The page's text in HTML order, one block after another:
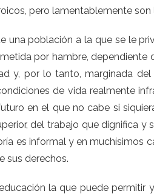
pero lamentablemente son
una población a la que se le
por hambre,
y, por lo tanto, marginada
de vida realmente
en el que no cabe si
del trabajo que dignifica y
es informal y en muchísimos
sus derechos.
la que puede permitir